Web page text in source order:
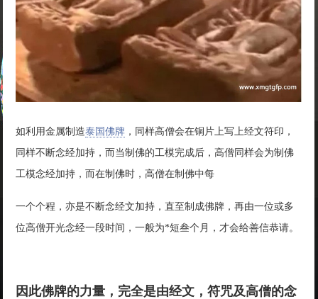
如利用金属制造泰国佛牌 ，同样高僧会在铜片上写上经文符印，
同样不断念经加持，而当制佛的工模完成后，高僧同样会为制佛
工模念经加持，而在制佛时，高僧在制佛中每
一个个程，亦是不断念经文加持，直至制成佛牌，再由一位或多
位高僧开光念经一段时间，一般为*短叁个月，才会给善信恭请。
因此佛牌的力量，完全是由经文，符咒及高僧的念